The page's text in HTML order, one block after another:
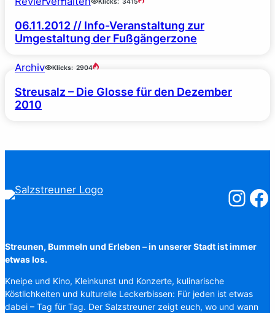
06.11.2012 // Info-Veranstaltung zur
Umgestaltung der Fußgängerzone
Archiv Klicks: 2904
Streusalz – Die Glosse für den Dezember
2010
Streunen, Bummeln und Erleben – in unserer Stadt ist immer
etwas los.
Kneipe und Kino, Kleinkunst und Konzerte, kulinarische
Köstlichkeiten und kulturelle Leckerbissen: Für jeden ist etwas
dabei – Tag für Tag. Der Salzstreuner zeigt euch, wo und wann